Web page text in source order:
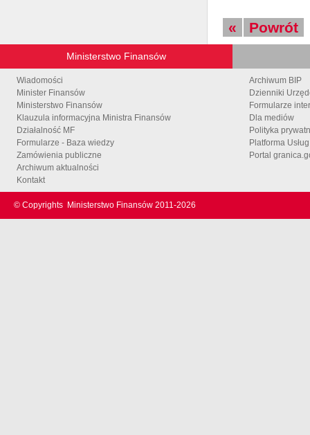
« Powrót
Ministerstwo Finansów
Wiadomości
Minister Finansów
Ministerstwo Finansów
Klauzula informacyjna Ministra Finansów
Działalność MF
Formularze - Baza wiedzy
Zamówienia publiczne
Archiwum aktualności
Kontakt
Archiwum BIP
Dzienniki
Formularze
Dla mediów
Polityka
Platforma
Portal
© Copyrights Ministerstwo Finansów 2011-2026